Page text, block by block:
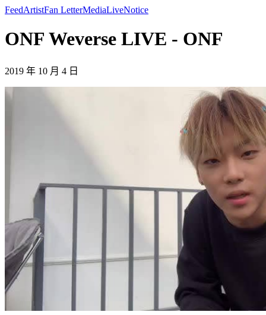
FeedArtistFan LetterMediaLiveNotice
ONF Weverse LIVE - ONF
2019 年 10 月 4 日